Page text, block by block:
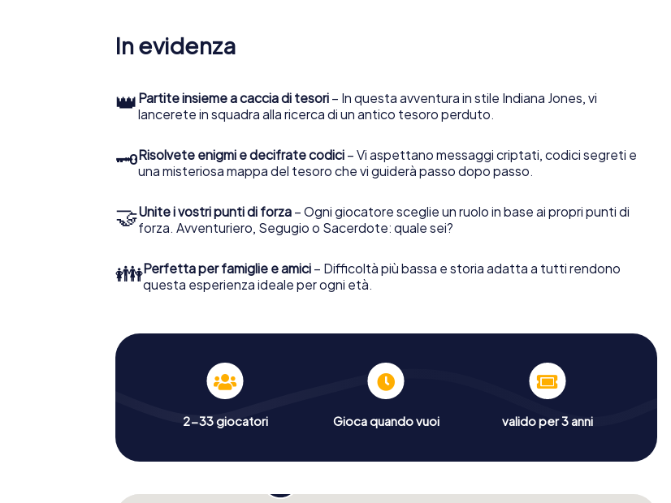
In evidenza
👑 Partite insieme a caccia di tesori – In questa avventura in stile Indiana Jones, vi
lancerete in squadra alla ricerca di un antico tesoro perduto.
🗝Risolvete enigmi e decifrate codici – Vi aspettano messaggi criptati, codici segreti e
una misteriosa mappa del tesoro che vi guiderà passo dopo passo.
🤝Unite i vostri punti di forza – Ogni giocatore sceglie un ruolo in base ai propri punti di
forza. Avventuriero, Segugio o Sacerdote: quale sei?
👪Perfetta per famiglie e amici – Difficoltà più bassa e storia adatta a tutti rendono
questa esperienza ideale per ogni età.
2-33 giocatori Gioca quando vuoi valido per 3 anni